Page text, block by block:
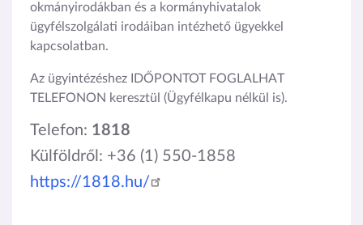
okmányirodákban és a kormányhivatalok
ügyfélszolgálati irodáiban intézhető ügyekkel
kapcsolatban.
Az ügyintézéshez IDŐPONTOT FOGLALHAT
TELEFONON keresztül (Ügyfélkapu nélkül is).
Telefon: 1818
Külföldről: +36 (1) 550-1858
https://1818.hu/